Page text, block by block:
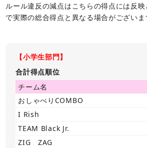
ルール違反の減点はこちらの得点には反
で実際の総合得点と異なる場合がございま
【小学生部門】
合計得点順位
チーム名
おしゃべりCOMBO
I Rish
TEAM Black Jr.
ZIG ZAG